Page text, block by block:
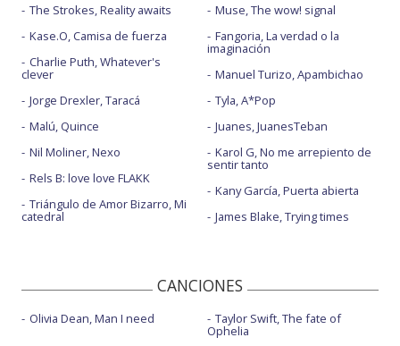
The Strokes, Reality awaits
Kase.O, Camisa de fuerza
Charlie Puth, Whatever's
clever
Jorge Drexler, Taracá
Malú, Quince
Nil Moliner, Nexo
Rels B: love love FLAKK
Triángulo de Amor Bizarro, Mi
catedral
Muse, The wow! signal
Fangoria, La verdad o la
imaginación
Manuel Turizo, Apambichao
Tyla, A*Pop
Juanes, JuanesTeban
Karol G, No me arrepiento de
sentir tanto
Kany García, Puerta abierta
James Blake, Trying times
CANCIONES
Olivia Dean, Man I need Taylor Swift, The fate of
Ophelia